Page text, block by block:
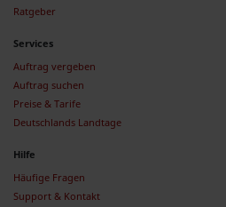
Ratgeber
Services
Auftrag vergeben
Auftrag suchen
Preise & Tarife
Deutschlands Landtage
Hilfe
Häufige Fragen
Support & Kontakt